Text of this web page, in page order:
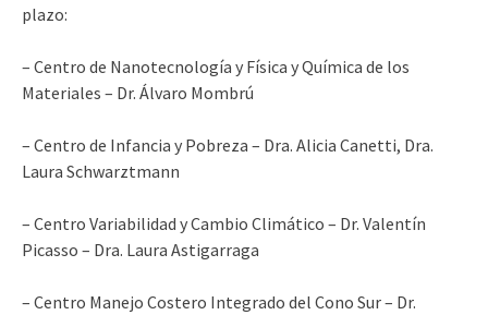
plazo:
– Centro de Nanotecnología y Física y Química de los
Materiales – Dr. Álvaro Mombrú
– Centro de Infancia y Pobreza – Dra. Alicia Canetti, Dra.
Laura Schwarztmann
– Centro Variabilidad y Cambio Climático – Dr. Valentín
Picasso – Dra. Laura Astigarraga
– Centro Manejo Costero Integrado del Cono Sur – Dr.